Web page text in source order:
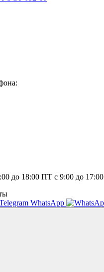
до 18:00 ПТ с 9:00 до 17:00
WhatsApp